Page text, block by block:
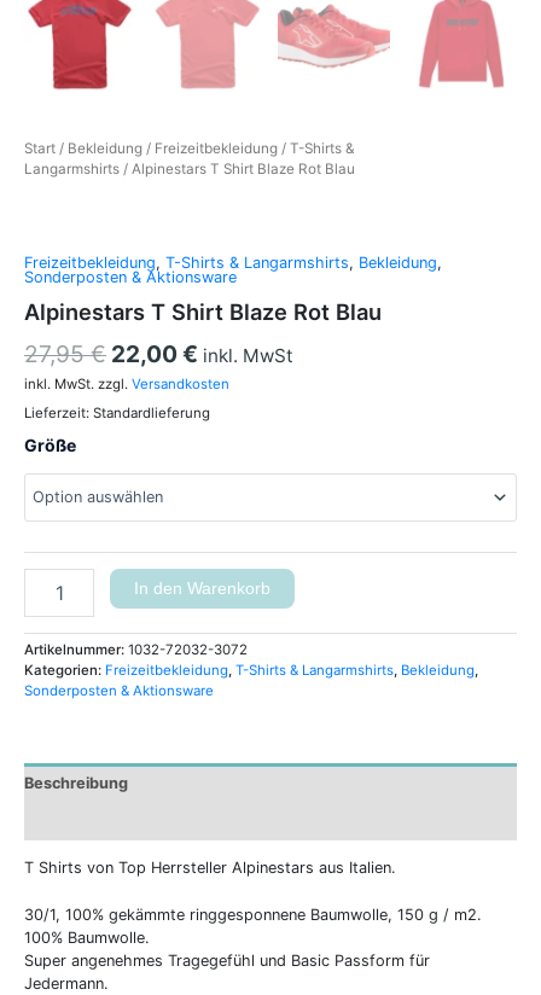
Start / Bekleidung / Freizeitbekleidung / T-Shirts &
Langarmshirts / Alpinestars T Shirt Blaze Rot Blau
Freizeitbekleidung, T-Shirts & Langarmshirts, Bekleidung,
Sonderposten & Aktionsware
Alpinestars T Shirt Blaze Rot Blau
27,95€ 22,00€ inkl. MwSt
inkl. MwSt. zzgl. Versandkosten
Lieferzeit: Standardlieferung
Größe
In den Warenkorb
Artikelnummer: 1032-72032-3072
Kategorien: Freizeitbekleidung, T-Shirts & Langarmshirts, Bekleidung,
Sonderposten & Aktionsware
Beschreibung
T Shirts von Top Herrsteller Alpinestars aus Italien.
30/1, 100% gekämmte ringgesponnene Baumwolle, 150 g / m2.
100% Baumwolle.
Super angenehmes Tragegefühl und Basic Passform für
Jedermann.